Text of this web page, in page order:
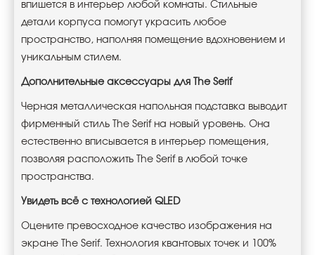
впишется в интерьер любой комнаты. Стильные
детали корпуса помогут украсить любое
пространство, наполняя помещение вдохновением и
уникальным стилем.
Дополнительные аксессуары для The Serif
Черная металлическая напольная подставка выводит
фирменный стиль The Serif на новый уровень. Она
естественно вписывается в интерьер помещения,
позволяя расположить The Serif в любой точке
пространства.
Увидеть всё с технологией QLED
Оцените превосходное качество изображения на
экране The Serif. Технология квантовых точек и 100%